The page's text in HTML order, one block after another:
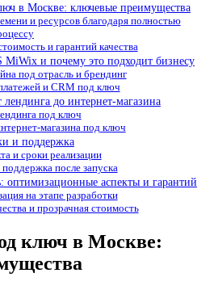
в Москве: ключевые преимущества
и ресурсов благодаря полностью
и гарантий качества
MiWix и почему это подходит бизнесу
под отрасль и брендинг
и CRM под ключ
до интернет-магазина
под ключ
магазина под ключ
и поддержка
и сроки реализации
после запуска
оптимизационные аспекты и гарантий
на этапе разработки
и прозрачная стоимость
ключ в Москве: